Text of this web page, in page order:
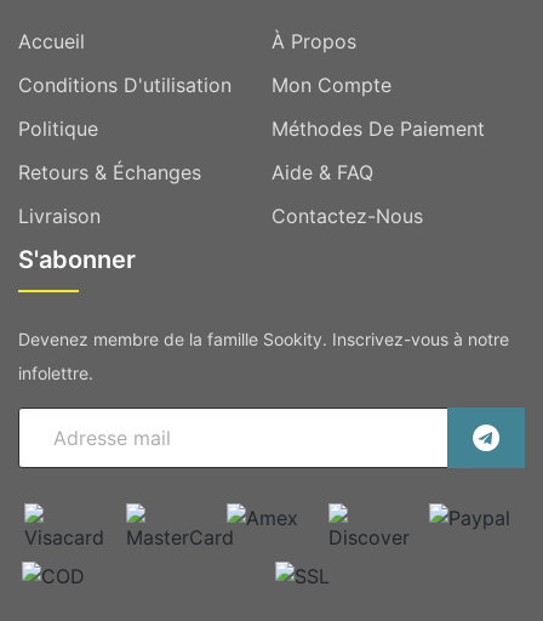
Accueil
À Propos
Conditions D'utilisation
Mon Compte
Politique
Méthodes De Paiement
Retours & Échanges
Aide & FAQ
Livraison
Contactez-Nous
S'abonner
Devenez membre de la famille Sookity. Inscrivez-vous à notre
infolettre.